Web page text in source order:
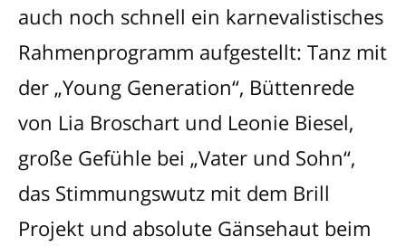
auch noch schnell ein karnevalistisches
Rahmenprogramm aufgestellt: Tanz mit
der „Young Generation“, Büttenrede
von Lia Broschart und Leonie Biesel,
große Gefühle bei „Vater und Sohn“,
das Stimmungswutz mit dem Brill
Projekt und absolute Gänsehaut beim